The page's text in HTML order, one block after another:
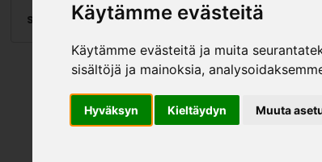
Käytämme evästeitä
Käytämme evästeitä ja muita
sisältöjä ja mainoksia,
Hyväksyn Kieltäydyn Muuta
Saranat Laatikot, kiskot Vetimet